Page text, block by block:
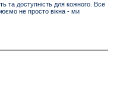
та доступність для кожного. Все
не просто вікна - ми